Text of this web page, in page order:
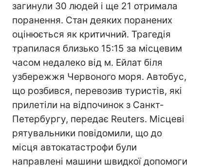
загинули 30 людей і ще 21 отримала
поранення. Стан деяких поранених
оцінюється як критичний. Трагедія
трапилася близько 15:15 за місцевим
часом недалеко від м. Ейлат біля
узбережжя Червоного моря. Автобус,
що розбився, перевозив туристів, які
прилетіли на відпочинок з Санкт-
Петербургу, передає Reuters. Місцеві
рятувальники повідомили, що до
місця автокатастрофи були
направлені машини швидкої допомоги